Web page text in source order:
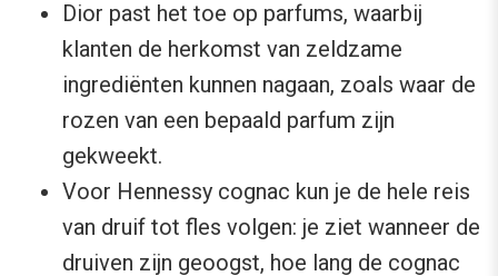
Dior past het toe op parfums, waarbij
klanten de herkomst van zeldzame
ingrediënten kunnen nagaan, zoals waar de
rozen van een bepaald parfum zijn
gekweekt.
Voor Hennessy cognac kun je de hele reis
van druif tot fles volgen: je ziet wanneer de
druiven zijn geoogst, hoe lang de cognac